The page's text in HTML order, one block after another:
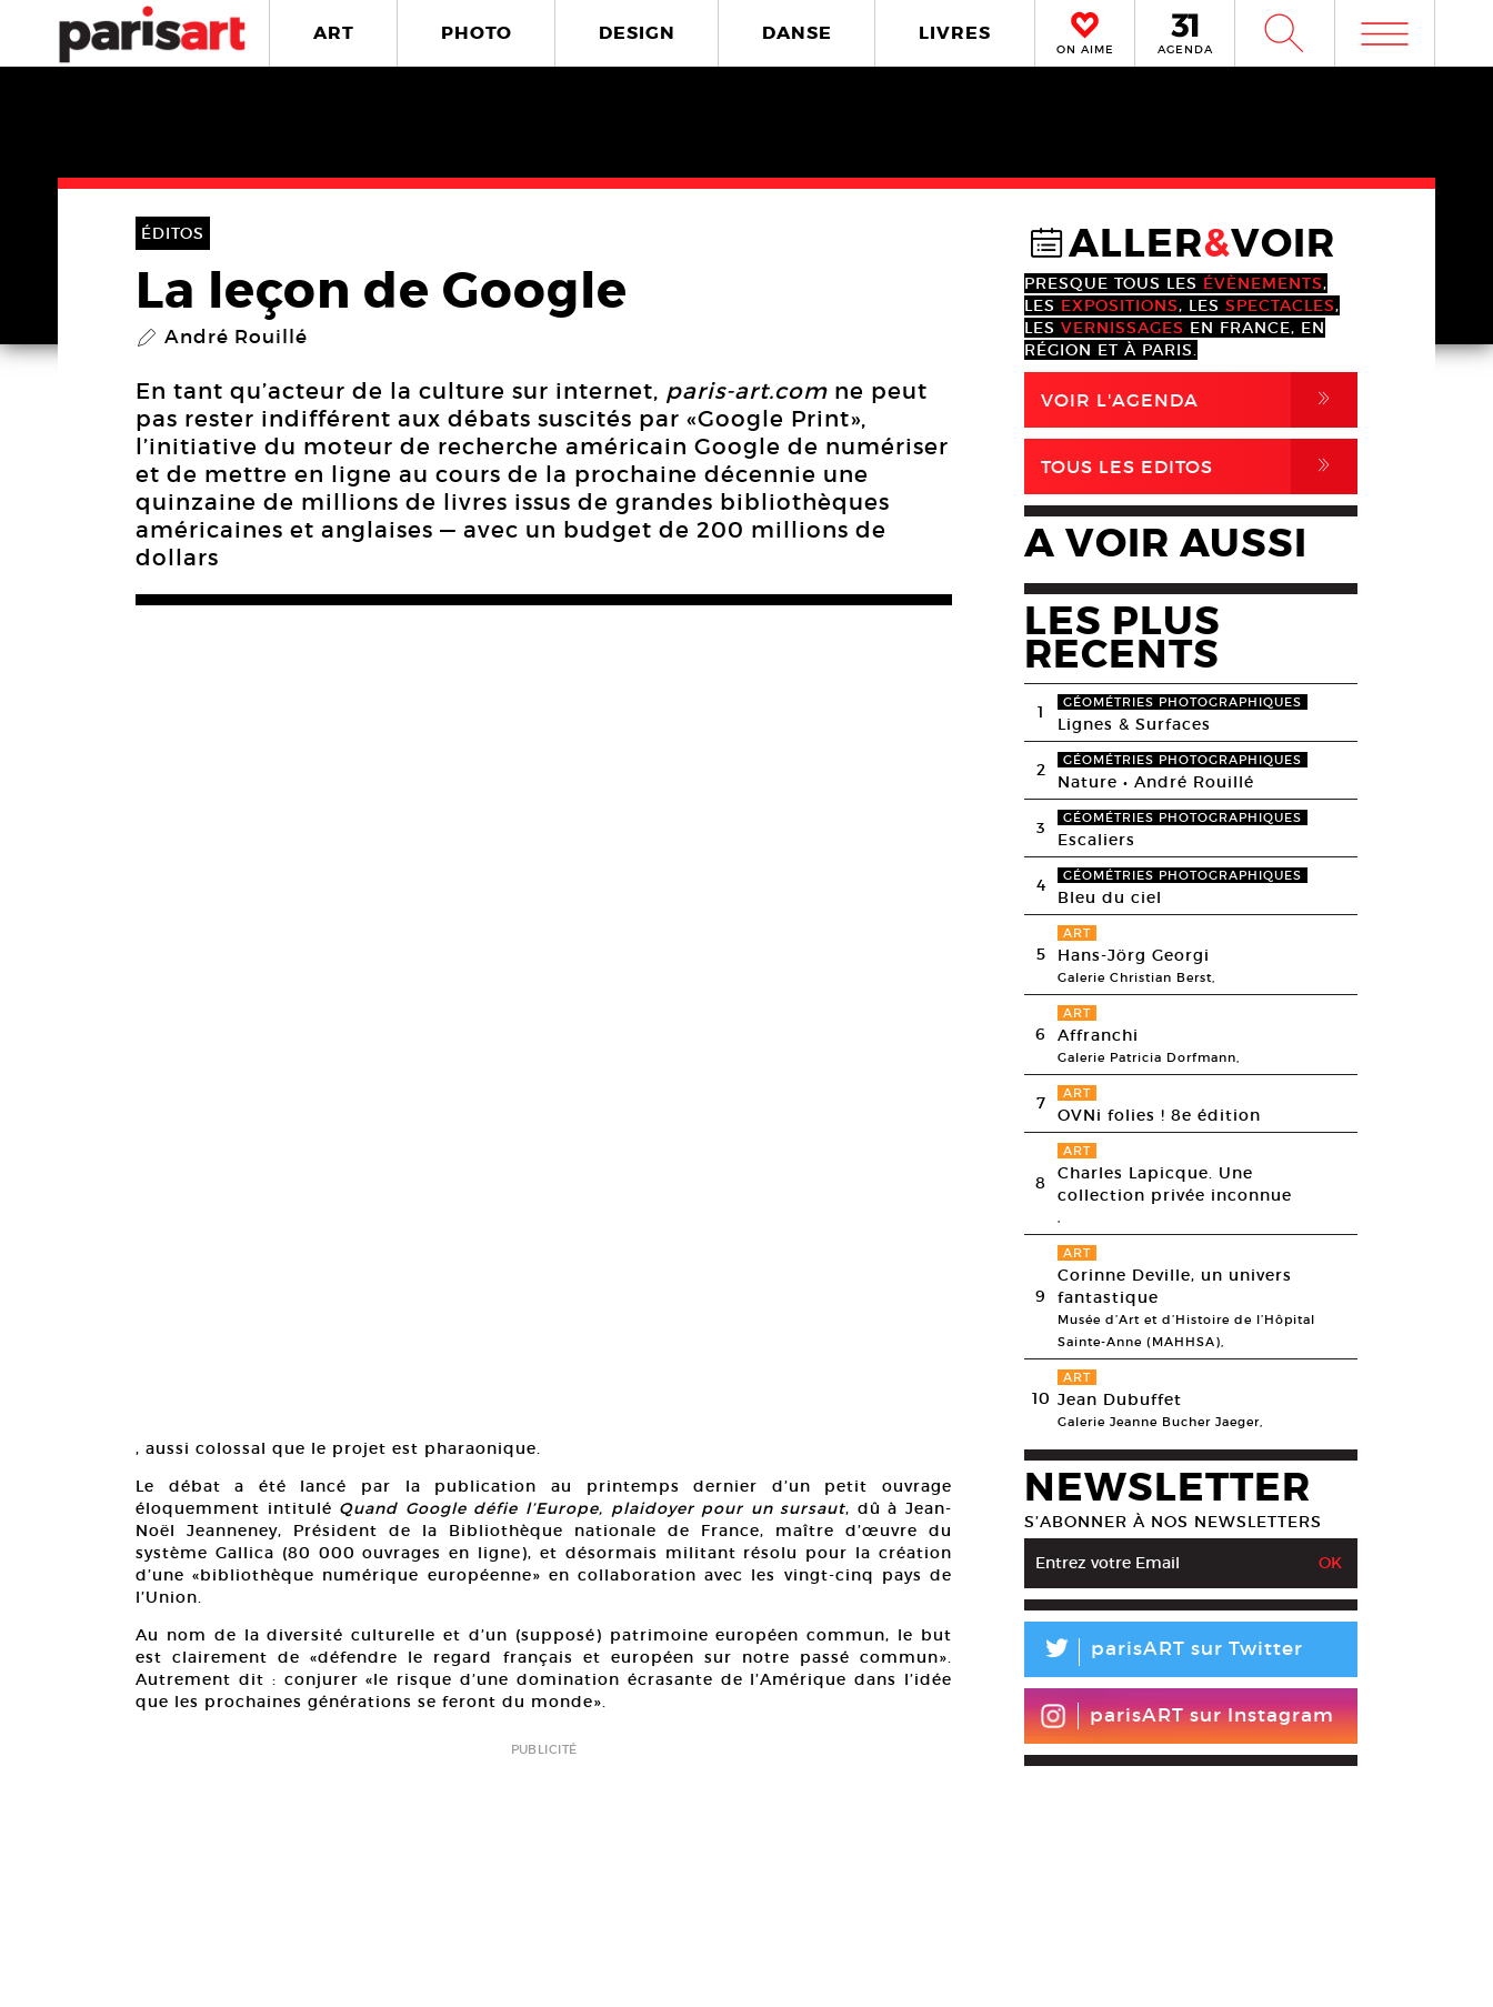
ART PHOTO DESIGN DANSE LIVRES
ON AIME AGENDA W m
ÉDITOS
La leçon de Google
P André Rouillé
En tant qu’acteur de la culture sur internet, paris-art.com ne peut
pas rester indifférent aux débats suscités par «Google Print»,
l’initiative du moteur de recherche américain Google de numériser
et de mettre en ligne au cours de la prochaine décennie une
quinzaine de millions de livres issus de grandes bibliothèques
américaines et anglaises — avec un budget de 200 millions de
dollars
, aussi colossal que le projet est pharaonique.
Le débat a été lancé par la publication au printemps dernier d’un petit ouvrage
éloquemment intitulé Quand Google défie l’Europe, plaidoyer pour un sursaut, dû à Jean-
Noël Jeanneney, Président de la Bibliothèque nationale de France, maître d’œuvre du
système Gallica (80 000 ouvrages en ligne), et désormais militant résolu pour la création
d’une «bibliothèque numérique européenne» en collaboration avec les vingt-cinq pays de
l’Union.
Au nom de la diversité culturelle et d’un (supposé) patrimoine européen commun, le but
est clairement de «défendre le regard français et européen sur notre passé commun».
Autrement dit : conjurer «le risque d’une domination écrasante de l’Amérique dans l’idée
que les prochaines générations se feront du monde».
PUBLICITÉ
@ALLER&VOIR
PRESQUE TOUS LES ÉVÈNEMENTS,
LES EXPOSITIONS, LES SPECTACLES,
LES VERNISSAGES EN FRANCE, EN
RÉGION ET À PARIS.
VOIR L'AGENDA ,
TOUS LES EDITOS ,
A VOIR AUSSI
LES PLUS
RECENTS
1 GÉOMÉTRIES PHOTOGRAPHIQUES
Lignes & Surfaces
2 GÉOMÉTRIES PHOTOGRAPHIQUES
Nature • André Rouillé
3 GÉOMÉTRIES PHOTOGRAPHIQUES
Escaliers
4 GÉOMÉTRIES PHOTOGRAPHIQUES
Bleu du ciel
5
ART
Hans-Jörg Georgi
Galerie Christian Berst,
6
ART
Affranchi
Galerie Patricia Dorfmann,
7 ART
OVNi folies ! 8e édition
8
ART
Charles Lapicque. Une
collection privée inconnue
,
9
ART
Corinne Deville, un univers
fantastique
Musée d’Art et d’Histoire de l’Hôpital
Sainte-Anne (MAHHSA),
10
ART
Jean Dubuffet
Galerie Jeanne Bucher Jaeger,
NEWSLETTER
S’ABONNER À NOS NEWSLETTERS
L parisART sur Twitter
parisART sur Instagram